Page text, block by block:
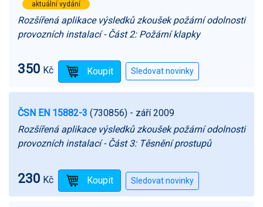
aktuální vydání
Rozšířená aplikace výsledků zkoušek požární odolnosti
provozních instalací - Část 2: Požární klapky
350 Kč
ČSN EN 15882-3 (730856) - září 2009
Rozšířená aplikace výsledků zkoušek požární odolnosti
provozních instalací - Část 3: Těsnění prostupů
230 Kč